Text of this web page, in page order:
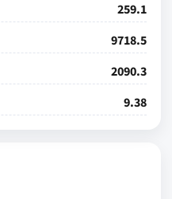
259.1
9718.5
2090.3
9.38